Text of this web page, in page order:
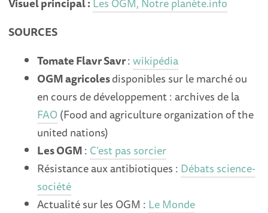
SOURCES
Tomate Flavr Savr:wikipédia
OGM agricolesdisponibles sur le marché ou
en cours de développement : archives de la
FAO(Food and agriculture organization of the
united nations)
Les OGM: C’est pas sorcier
Résistance aux antibiotiques : Débats science-
société
Actualité sur les OGM : Le Monde